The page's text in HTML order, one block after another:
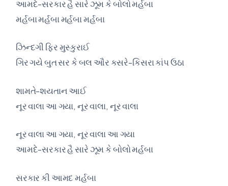
આમદે-સરકાર હૈ સારે ઝૂમ કે બોલો મર્હબા
મર્હબા મર્હબા મર્હબા મર્હબા
ઝિન્દગી ફિર મુસ્કુરાઈ
ગિર ગયે બુત સર કે બલ ઔર કસરે-કિસરા કાંપ ઉઠા
શામતે-શયતાન આઈ
નૂર વાલા આ ગયા, નૂર વાલા, નૂર વાલા
નૂર વાલા આ ગયા, નૂર વાલા આ ગયા
આમદે-સરકાર હૈ સારે ઝૂમ કે બોલો મર્હબા
સરકાર કી આમદ મર્હબા